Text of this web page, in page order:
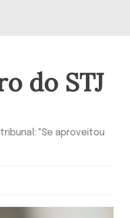
do STJ
"Se aproveitou